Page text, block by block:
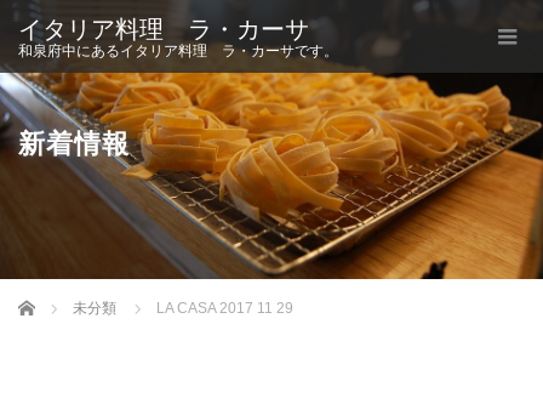
イタリア料理 ラ・カーサ
和泉府中にあるイタリア料理 ラ・カーサです。
新着情報
Home 未分類 LA CASA 2017 11 29